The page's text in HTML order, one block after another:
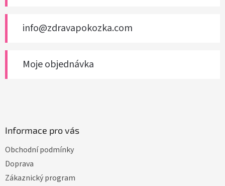
info@zdravapokozka.com
Moje objednávka
Informace pro vás
Obchodní podmínky
Doprava
Zákaznický program